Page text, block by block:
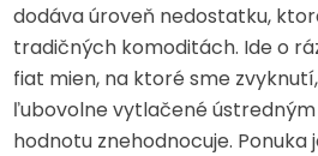
dodáva úroveň nedostatku,
tradičných komoditách. Ide o
fiat mien, na ktoré sme
ľubovolne vytlačené
hodnotu znehodnocuje. Ponuka